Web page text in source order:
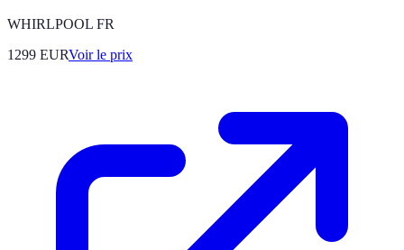
WHIRLPOOL FR
1299 EURVoir le prix